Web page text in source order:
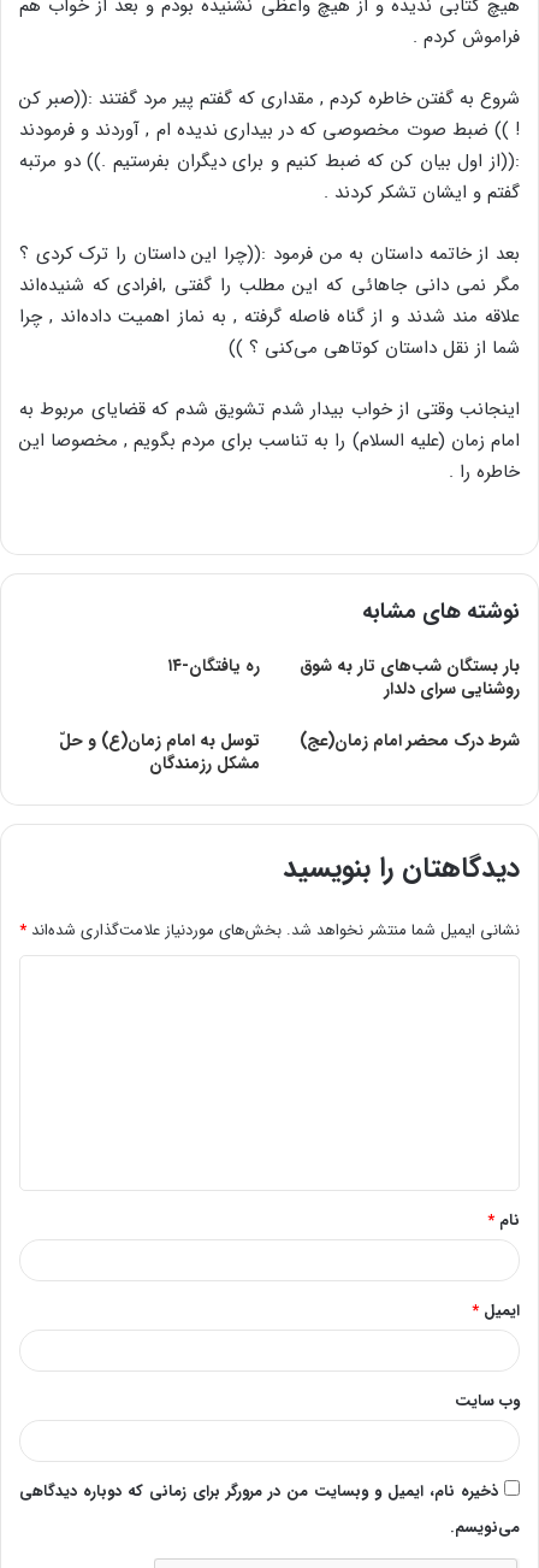
فراموش کردم .
شروع به گفتن خاطره کردم , مقداری که گفتم پیر مرد گفتند :((صبر کن
! )) ضبط صوت مخصوصی که در بیداری ندیده ام , آوردند و فرمودند
:((از اول بیان کن که ضبط کنیم و برای دیگران بفرستیم .)) دو مرتبه
گفتم و ایشان تشکر کردند .
بعد از خاتمه داستان به من فرمود :((چرا این داستان را ترک کردی ؟
مگر نمی دانی جاهائی که این مطلب را گفتی ,افرادی که شنیده‌اند
علاقه مند شدند و از گناه فاصله گرفته , به نماز اهمیت داده‌اند , چرا
شما از نقل داستان کوتاهی می‌کنی ؟ ))
اینجانب وقتی از خواب بیدار شدم تشویق شدم که قضایای مربوط به
امام زمان (علیه السلام) را به تناسب برای مردم بگویم , مخصوصا این
خاطره را .
نوشته های مشابه
بار بستگان شب‌های تار به شوق
روشنایی سرای دلدار
ره یافتگان-۱۴
شرط درک محضر امام زمان(عج)
توسل به امام زمان(ع) و حلّ
مشکل رزمندگان
دیدگاهتان را بنویسید
نشانی ایمیل شما منتشر نخواهد شد. بخش‌های موردنیاز علامت‌گذاری شده‌اند *
*
نام *
ایمیل *
وب‌ سایت
ذخیره نام، ایمیل و وبسایت من در مرورگر برای زمانی که دوباره دیدگاهی
می‌نویسم.